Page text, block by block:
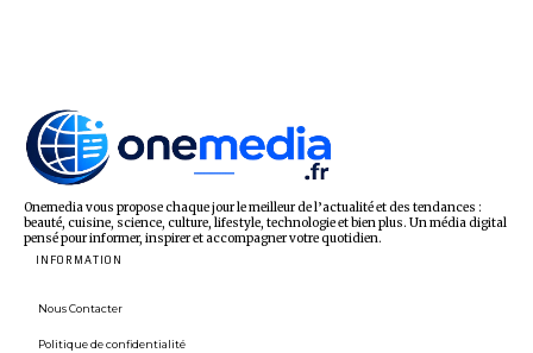
Onemedia vous propose chaque jour le meilleur de l’actualité et des tendances :
beauté, cuisine, science, culture, lifestyle, technologie et bien plus. Un média digital
pensé pour informer, inspirer et accompagner votre quotidien.
INFORMATION
Nous Contacter
Politique de confidentialité